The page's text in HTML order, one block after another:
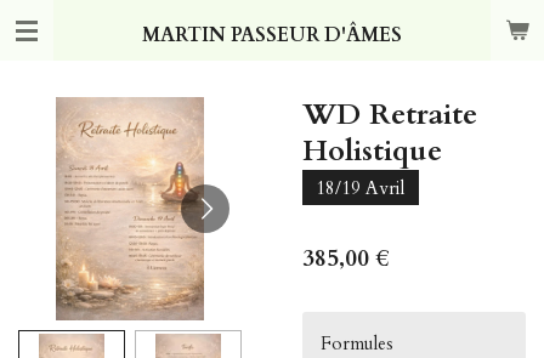
Passer
principal
MARTIN PASSEUR D'ÂMES
WD Retraite
Holistique
18/19 Avril
385,00 €
Formules